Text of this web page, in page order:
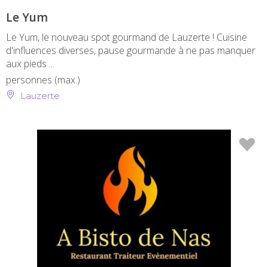
Le Yum
Le Yum, le nouveau spot gourmand de Lauzerte ! Cuisine
d'influences diverses, pause gourmande à ne pas manquer
aux pieds ...
personnes (max.)
Lauzerte